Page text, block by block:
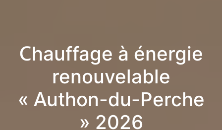
Chauffage à énergie
renouvelable
« Authon-du-Perche
» 2026